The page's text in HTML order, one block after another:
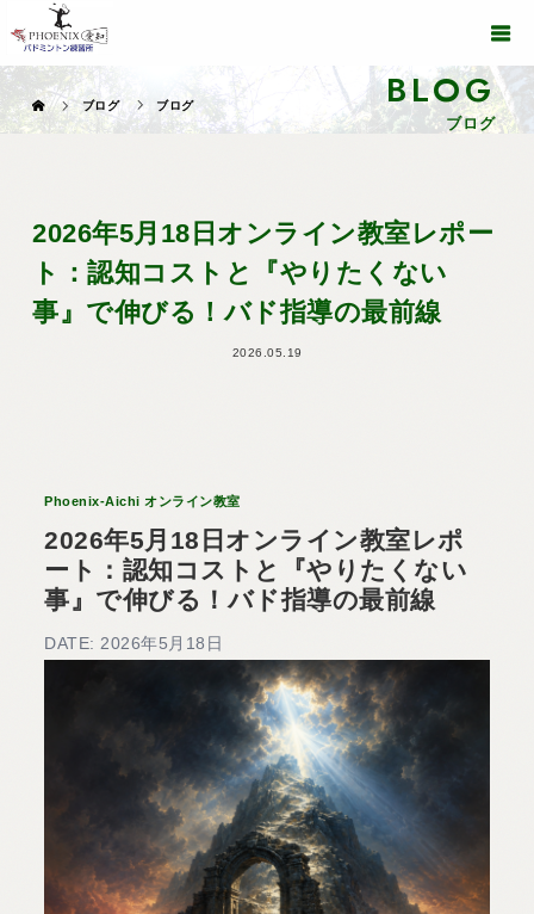
BLOG
ブログ
ブログ ブログ
2026年5月18日オンライン教室レポー
ト：認知コストと『やりたくない
事』で伸びる！バド指導の最前線
2026.05.19
Phoenix-Aichi オンライン教室
2026年5月18日オンライン教室レポ
ート：認知コストと『やりたくない
事』で伸びる！バド指導の最前線
DATE: 2026年5月18日